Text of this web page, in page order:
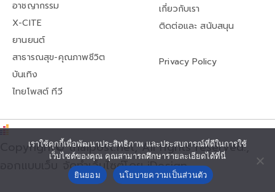
อาชญากรรม
X-CITE
ยานยนต์
สาธารณสุข-คุณภาพชีวิต
บันเทิง
ไทยโพสต์ ทีวี
เกี่ยวกับเรา
ติดต่อและ สนับสนุน
Privacy Policy
Copyright© thaipost.net, All rights reserved.,
ออกแบบเว็บ จัดทำเว็บไซต์โดย iDesign
เราใช้คุกกี้เพื่อพัฒนาประสิทธิภาพ และประสบการณ์ที่ดีในการใช้
เว็บไซต์ของคุณ คุณสามารถศึกษารายละเอียดได้ที่นี่
ยินยอม
นโยบายความเป็นส่วนตัว